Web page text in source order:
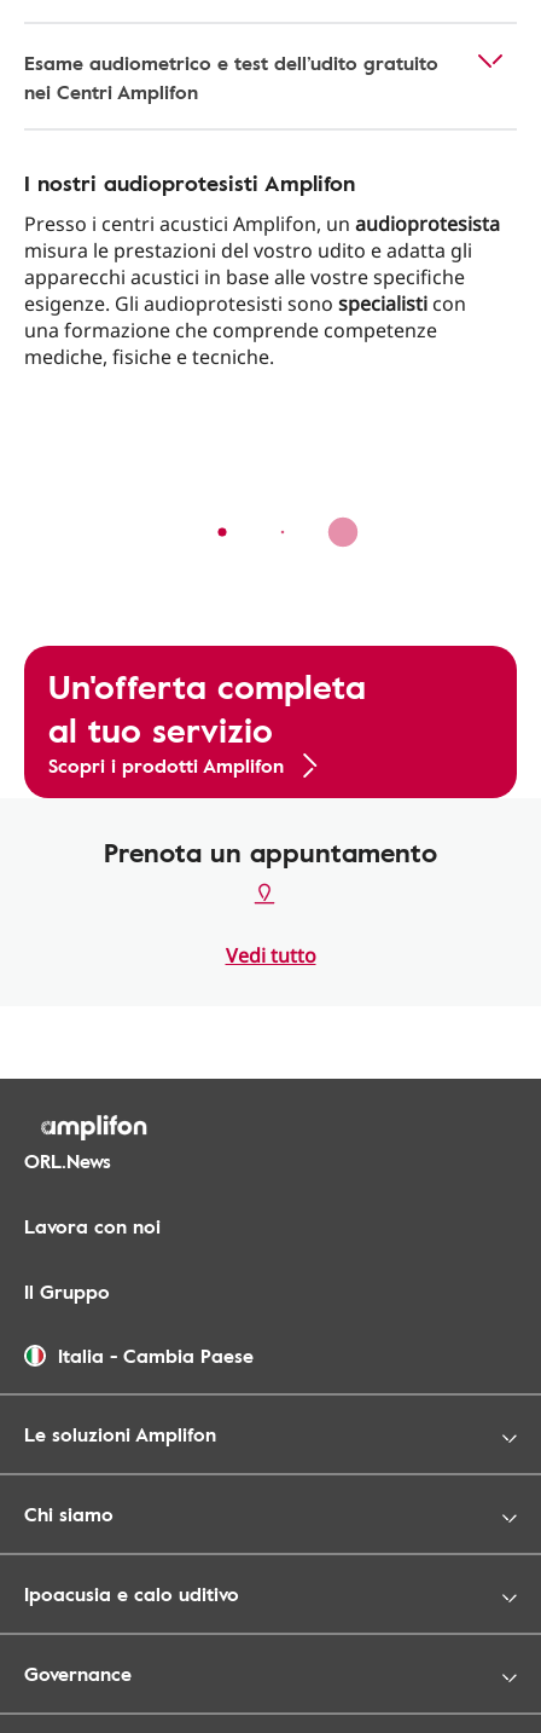
Esame audiometrico e test dell’udito gratuito
nei Centri Amplifon
I nostri audioprotesisti Amplifon
Presso i centri acustici Amplifon, un audioprotesista
misura le prestazioni del vostro udito e adatta gli
apparecchi acustici in base alle vostre specifiche
esigenze. Gli audioprotesisti sono specialisti con
una formazione che comprende competenze
mediche, fisiche e tecniche.
Un'offerta completa
al tuo servizio
Scopri i prodotti Amplifon
Prenota un appuntamento
Vedi tutto
ORL.News
Lavora con noi
Il Gruppo
Italia - Cambia Paese
Le soluzioni Amplifon
Chi siamo
Ipoacusia e calo uditivo
Governance